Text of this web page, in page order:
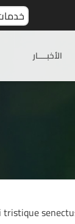
الأخبـــــار